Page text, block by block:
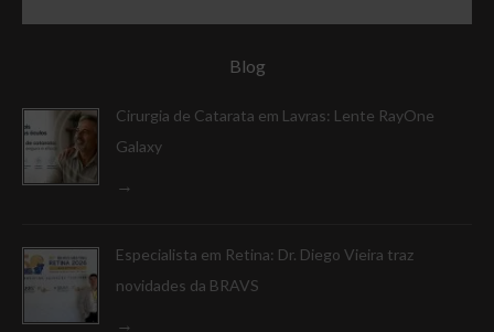
Blog
Cirurgia de Catarata em Lavras: Lente RayOne
Galaxy
Especialista em Retina: Dr. Diego Vieira traz
novidades da BRAVS